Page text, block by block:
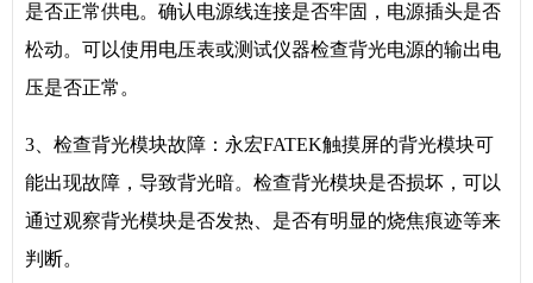
是否正常供电。确认电源线连接是否牢固，电源插头是否
松动。可以使用电压表或测试仪器检查背光电源的输出电
压是否正常。
3、检查背光模块故障：永宏FATEK触摸屏的背光模块可
能出现故障，导致背光暗。检查背光模块是否损坏，可以
通过观察背光模块是否发热、是否有明显的烧焦痕迹等来
判断。